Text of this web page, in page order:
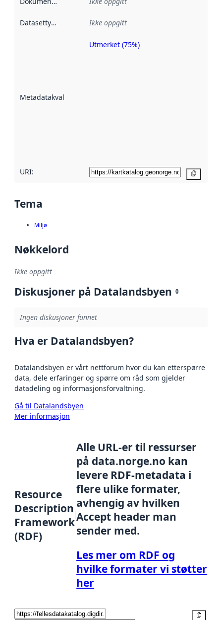
Datasettype Ikke oppgitt
Metadatakvalitet
Metadatakvalitet
Utmerket (75%)
URI:
Tema
Miljø
Nøkkelord
Ikke oppgitt
Diskusjoner på Datalandsbyen 0
Ingen diskusjoner funnet
Hva er Datalandsbyen?
Datalandsbyen er vårt nettforum hvor du kan etterspørre
data, dele erfaringer og spørre om råd som gjelder
datadeling og informasjonsforvaltning.
Gå til Datalandsbyen
Mer informasjon
Resource
Description
Framework
(RDF)
Alle URL-er til ressurser
på data.norge.no kan
levere RDF-metadata i
flere ulike formater,
avhengig av hvilken
Accept header man
sender med.
Les mer om RDF og
hvilke formater vi støtter
her